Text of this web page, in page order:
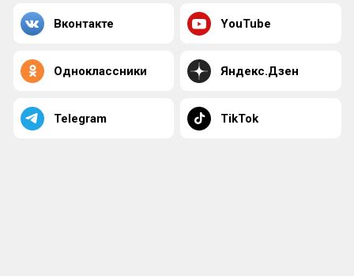
Вконтакте YouTube
Одноклассники Яндекс.Дзен
Telegram TikTok